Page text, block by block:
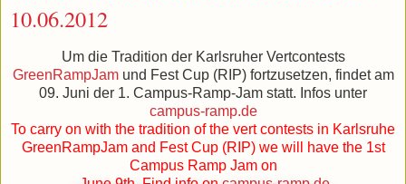
10.06.2012
Um die Tradition der Karlsruher Vertcontests
GreenRampJamund Fest Cup (RIP) fortzusetzen, findet am
09. Juni der 1. Campus-Ramp-Jam statt. Infos unter
campus-ramp.de
To carry on with the tradition of the vert contests in Karlsruhe
GreenRampJamand Fest Cup (RIP) we will have the 1st
Campus Ramp Jam on